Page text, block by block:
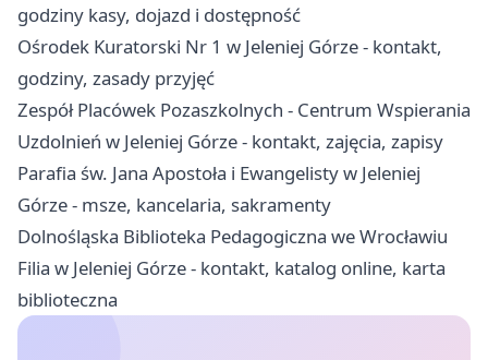
godziny kasy, dojazd i dostępność
Ośrodek Kuratorski Nr 1 w Jeleniej Górze - kontakt,
godziny, zasady przyjęć
Zespół Placówek Pozaszkolnych - Centrum Wspierania
Uzdolnień w Jeleniej Górze - kontakt, zajęcia, zapisy
Parafia św. Jana Apostoła i Ewangelisty w Jeleniej
Górze - msze, kancelaria, sakramenty
Dolnośląska Biblioteka Pedagogiczna we Wrocławiu
Filia w Jeleniej Górze - kontakt, katalog online, karta
biblioteczna